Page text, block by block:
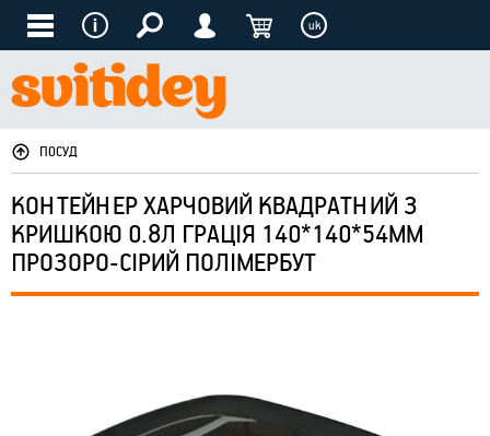
uk
ПОСУД
КОНТЕЙНЕР ХАРЧОВИЙ КВАДРАТНИЙ З
КРИШКОЮ 0.8Л ГРАЦІЯ 140*140*54ММ
ПРОЗОРО-СІРИЙ ПОЛІМЕРБУТ